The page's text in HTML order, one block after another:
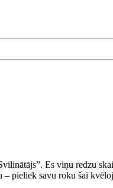
Es viņu redzu
– pieliek savu roku šai